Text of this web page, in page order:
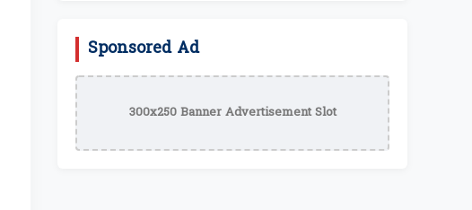
Sponsored Ad
300x250 Banner Advertisement Slot